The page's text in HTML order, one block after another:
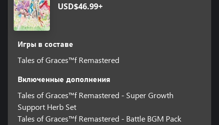
USD$46.99+
Игры в составе
Tales of Graces™f Remastered
Включенные дополнения
Tales of Graces™f Remastered - Super Growth
Support Herb Set
Tales of Graces™f Remastered - Battle BGM Pack